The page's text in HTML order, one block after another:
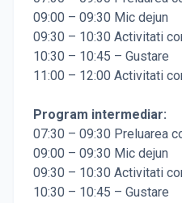
09:00 – 09:30 Mic dejun
09:30 – 10:30 Activitati
10:30 – 10:45 – Gustare
11:00 – 12:00 Activitati
Program intermediar:
07:30 – 09:30 Preluarea
09:00 – 09:30 Mic dejun
09:30 – 10:30 Activitati
10:30 – 10:45 – Gustare